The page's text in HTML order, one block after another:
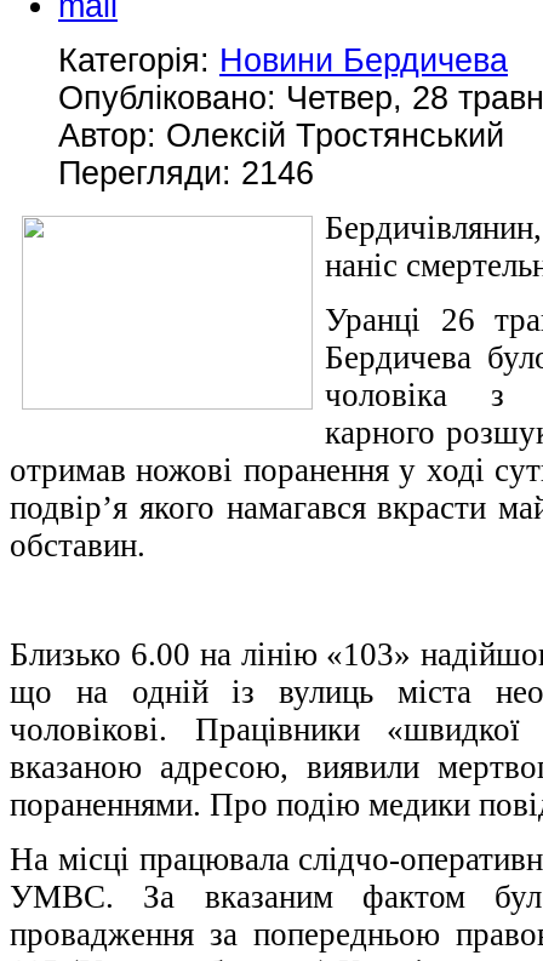
Категорія: Новини Бердичева
Опубліковано: Четвер, 28
Автор: Олексій Тростянський
Перегляди: 2146
наніс
Уранці 26
Бердичева
чоловіка з
карного
отримав ножові поранення у ході
подвір’я якого намагався вкрасти
обставин.
Близько 6.00 на лінію «103»
що на одній із вулиць міста
чоловікові. Працівники
вказаною адресою, виявили
пораненнями. Про подію медики
На місці працювала слідчо-
УМВС. За вказаним фактом було
провадження за попередньою